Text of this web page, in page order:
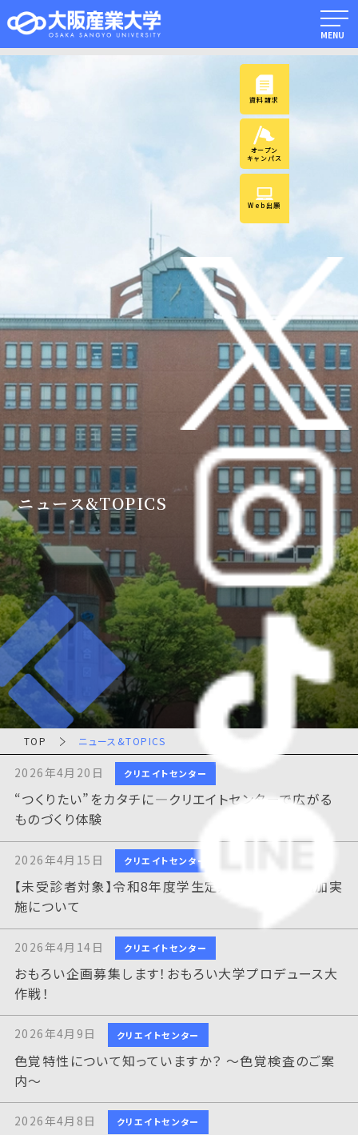
MENU
資料請求
オープン
キャンパス
Web出願
ニュース&TOPICS
TOP ニュース&TOPICS
2026年4月20日 クリエイトセンター
“つくりたい”をカタチに―クリエイトセンターで広がる
ものづくり体験
2026年4月15日 クリエイトセンター
【未受診者対象】令和8年度学生定期健康診断の追加実
施について
2026年4月14日 クリエイトセンター
おもろい企画募集します！おもろい大学プロデュース大
作戦！
2026年4月9日 クリエイトセンター
色覚特性について知っていますか？ ～色覚検査のご案
内～
2026年4月8日 クリエイトセンター